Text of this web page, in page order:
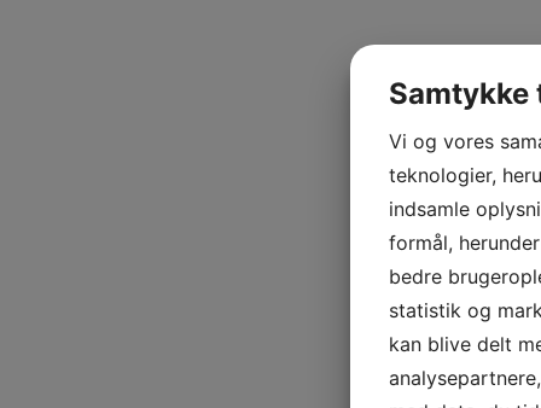
Vi og vores
teknologier,
indsamle
formål,
bedre
statistik og
kan blive delt